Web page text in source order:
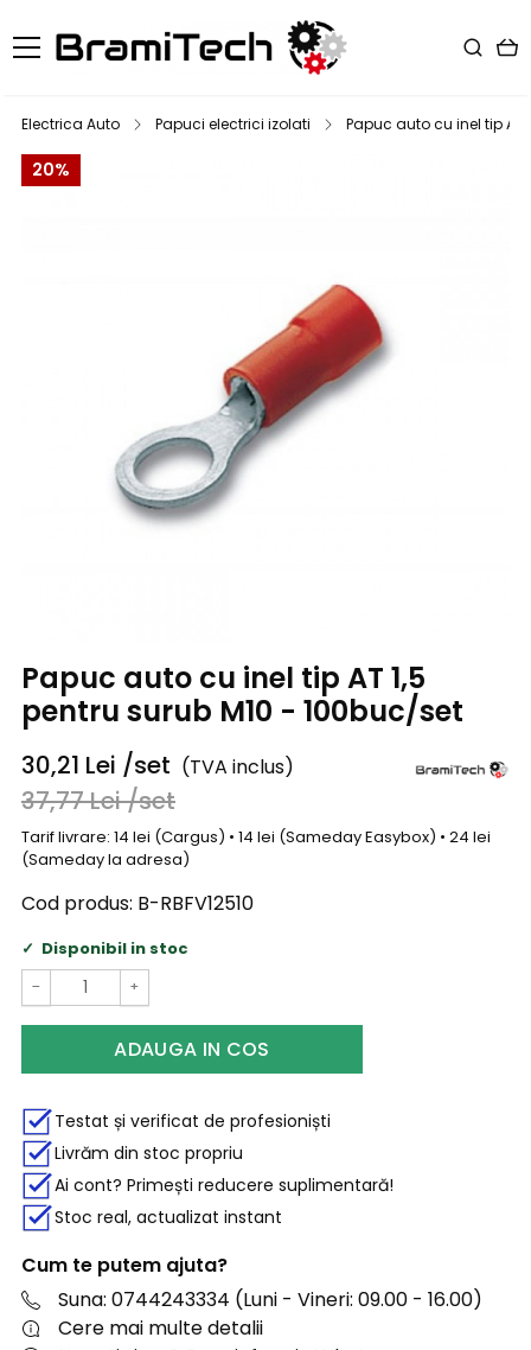
Electrica Auto Papuci electrici izolati Papuc auto cu inel tip AT
20%
Papuc auto cu inel tip AT 1,5
pentru surub M10 - 100buc/set
30,21 Lei /set (TVA inclus)
37,77Lei/set
Tarif livrare: 14 lei (Cargus) • 14 lei (Sameday Easybox) • 24 lei
(Sameday la adresa)
Cod produs: B-RBFV12510
Disponibil in stoc
− +
ADAUGA IN COS
Testat și verificat de profesioniști
Livrăm din stoc propriu
Ai cont? Primești reducere suplimentară!
Stoc real, actualizat instant
Cum te putem ajuta?
Suna: 0744243334 (Luni - Vineri: 09.00 - 16.00)
Cere mai multe detalii